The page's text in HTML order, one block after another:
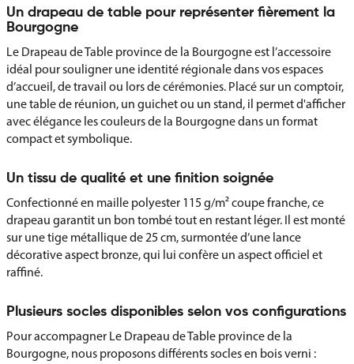
Un drapeau de table pour représenter fièrement la
Bourgogne
Le Drapeau de Table province de la Bourgogne est l’accessoire
idéal pour souligner une identité régionale dans vos espaces
d’accueil, de travail ou lors de cérémonies. Placé sur un comptoir,
une table de réunion, un guichet ou un stand, il permet d'afficher
avec élégance les couleurs de la Bourgogne dans un format
compact et symbolique.
Un tissu de qualité et une finition soignée
Confectionné en maille polyester 115 g/m² coupe franche, ce
drapeau garantit un bon tombé tout en restant léger. Il est monté
sur une tige métallique de 25 cm, surmontée d’une lance
décorative aspect bronze, qui lui confère un aspect officiel et
raffiné.
Plusieurs socles disponibles selon vos configurations
Pour accompagner Le Drapeau de Table province de la
Bourgogne, nous proposons différents socles en bois verni :